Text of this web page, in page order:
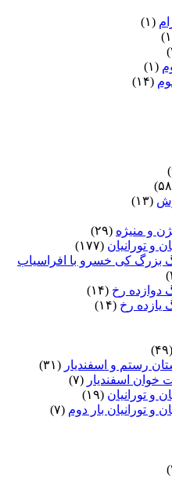
(۱)
(۱)
(۱۴)
(۱۳)
و منیژه (۲۹)
و تورانیان (۱۷۷)
بزرگ کی خسرو با افراسیاب
دوازده رخ (۱۴)
یازده رخ (۱۴)
(۴۹)
رستم و اسفندیار (۳۱)
خوان اسفندیار (۷)
و تورانیان (۱۹)
و تورانیان بار دوم (۷)